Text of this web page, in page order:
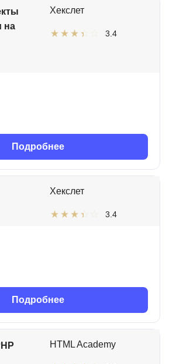
на
Хекслет
3.4
Подробнее
Хекслет
3.4
Подробнее
HTML Academy